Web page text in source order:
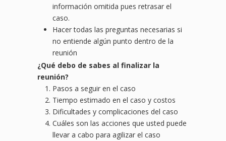
información omitida pues retrasar el
caso.
Hacer todas las preguntas necesarias si
no entiende algún punto dentro de la
reunión
¿Qué debo de sabes al finalizar la
reunión?
Pasos a seguir en el caso
Tiempo estimado en el caso y costos
Dificultades y complicaciones del caso
Cuáles son las acciones que usted puede
llevar a cabo para agilizar el caso